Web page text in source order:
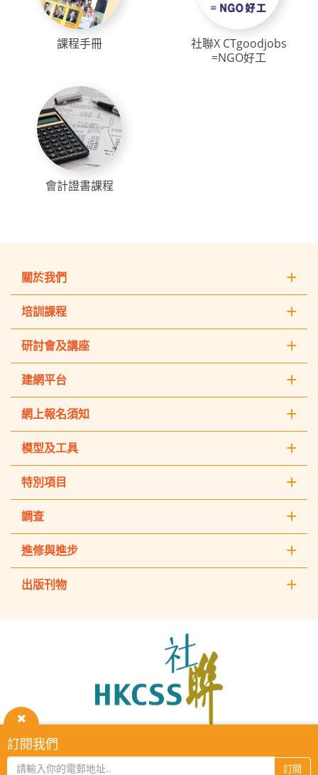
課程手冊
社聯X CTgoodjobs
=NGO好工
會計證書課程
關
閉
訂閱我們
訂閱
關於我們
培訓課程
研討會及講座
建網平台
網上報名須知
模型及工具
特別項目
調查
進修與進步
出版刊物
Council
Service
HKCSS Institute主頁
2026 © The Hong Kong Council of Social Service. All Rights